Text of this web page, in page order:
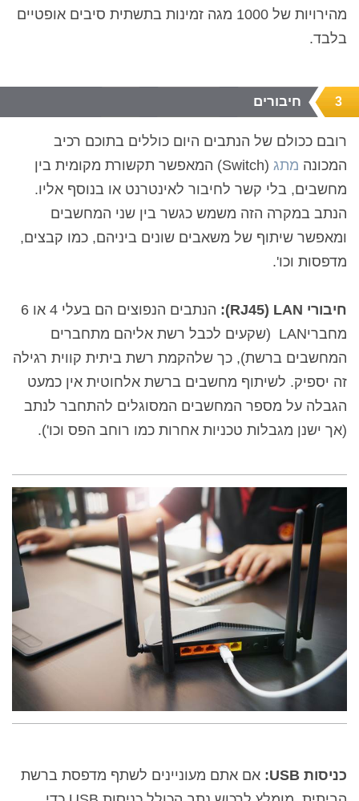
מהירויות של 1000 מגה זמינות בתשתית סיבים אופטיים
בלבד.
3 חיבורים
רובם ככולם של הנתבים היום כוללים בתוכם רכיב
המכונה מתג (
Switch) המאפשר תקשורת מקומית בין
מחשבים, בלי קשר לחיבור לאינטרנט או בנוסף אליו.
הנתב במקרה הזה משמש כגשר בין שני המחשבים
ומאפשר שיתוף של משאבים שונים ביניהם, כמו קבצים,
מדפסות וכו'.
חיבורי RJ45) LAN)
:
הנתבים הנפוצים הם בעלי 4 או 6
מחבריLAN (שקעים לכבל רשת אליהם מתחברים
המחשבים ברשת), כך שלהקמת רשת ביתית קווית רגילה
זה יספיק. לשיתוף מחשבים ברשת אלחוטית אין כמעט
הגבלה על מספר המחשבים המסוגלים להתחבר לנתב
(אך ישנן מגבלות טכניות אחרות כמו רוחב הפס וכו').
כניסות USB
: אם אתם מעוניינים לשתף מדפסת ברשת